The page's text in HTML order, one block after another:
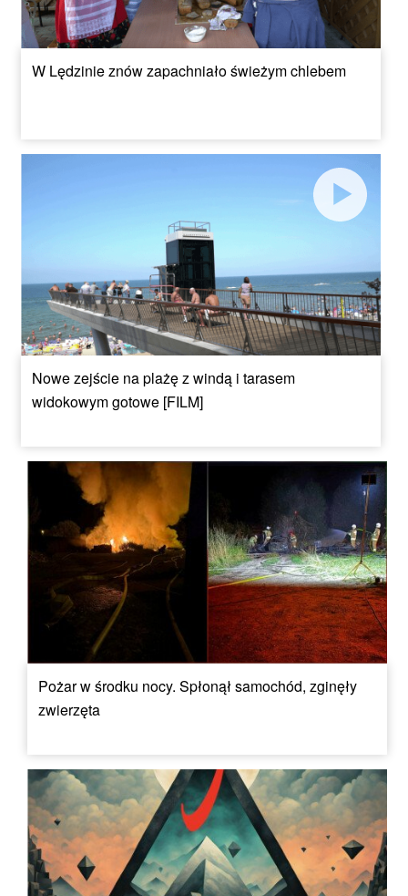
W Lędzinie znów zapachniało świeżym chlebem
Nowe zejście na plażę z windą i tarasem
widokowym gotowe [FILM]
Pożar w środku nocy. Spłonął samochód, zginęły
zwierzęta